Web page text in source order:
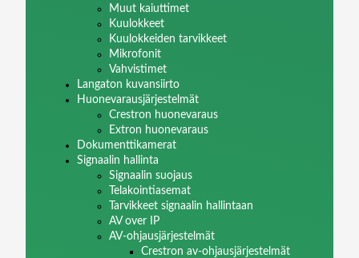
Muut kaiuttimet
Kuulokkeet
Kuulokkeiden tarvikkeet
Mikrofonit
Vahvistimet
Langaton kuvansiirto
Huonevarausjärjestelmät
Crestron huonevaraus
Extron huonevaraus
Dokumenttikamerat
Signaalin hallinta
Signaalin suojaus
Telakointiasemat
Tarvikkeet signaalin hallintaan
AV over IP
AV-ohjausjärjestelmät
Crestron av-ohjausjärjestelmät